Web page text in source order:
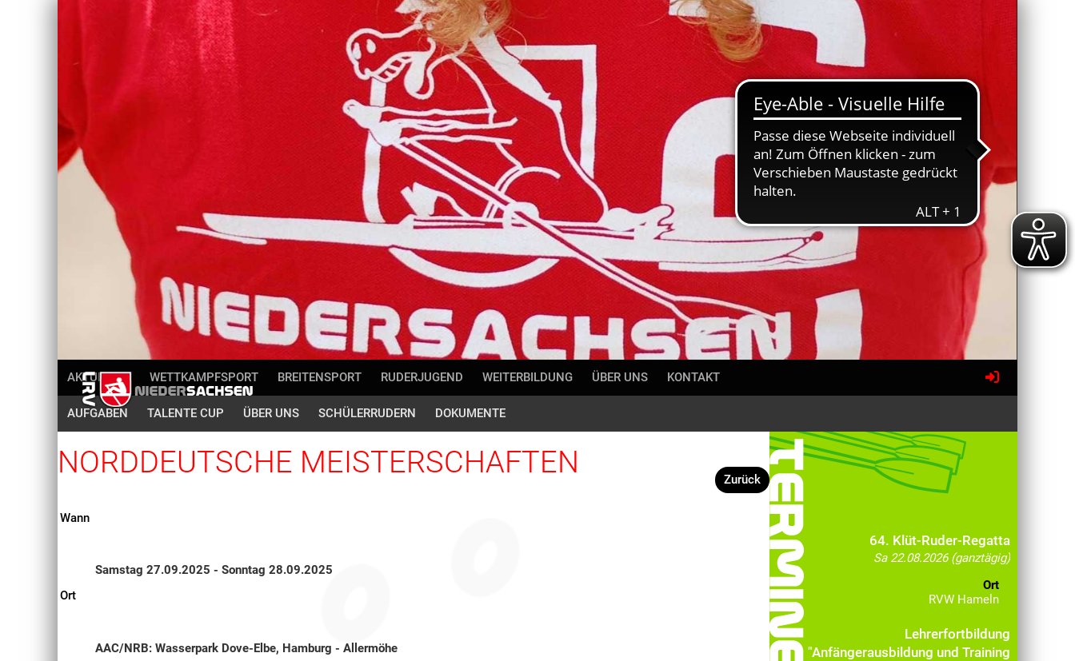
AKTUELLES WETTKAMPFSPORT BREITENSPORT RUDERJUGEND WEITERBILDUNG ÜBER UNS KONTAKT
AUFGABEN TALENTE CUP ÜBER UNS SCHÜLERRUDERN DOKUMENTE
Zurück
NORDDEUTSCHE MEISTERSCHAFTEN
Wann
Samstag 27.09.2025 - Sonntag 28.09.2025
Ort
AAC/NRB: Wasserpark Dove-Elbe, Hamburg - Allermöhe
64. Klüt-Ruder-Regatta
Sa 22.08.2026 (ganztägig)
Ort
RVW Hameln
Lehrerfortbildung
"Anfängerausbildung und Training